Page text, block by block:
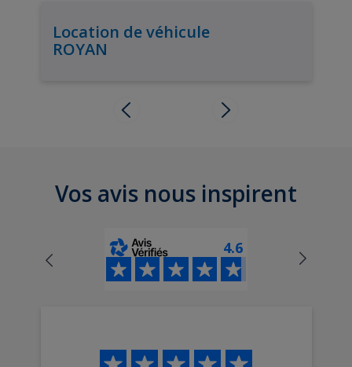
Location de véhicule
ROYAN
Vos avis nous inspirent
4.6